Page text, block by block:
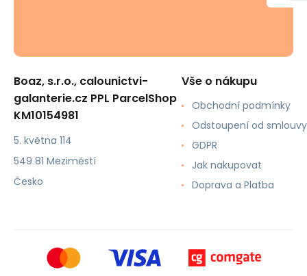
Boaz, s.r.o., calounictvi-
galanterie.cz PPL ParcelShop
KM10154981
5. května 114
549 81 Meziměstí
Česko
Vše o nákupu
Obchodní podmínky
Odstoupení od smlouvy
GDPR
Jak nakupovat
Doprava a Platba